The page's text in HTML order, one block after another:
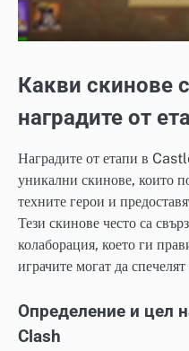
Какви скинове
наградите от
Наградите от етапи в
уникални скинове, които
техните герои и
Тези скинове често са
колаборация, което ги
играчите могат да
Определение и цел
Clash